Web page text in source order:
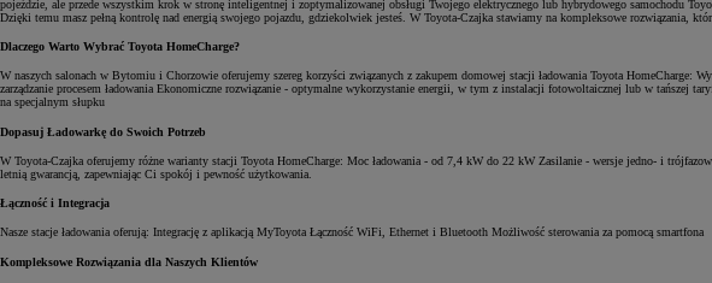
pojeździe, ale przede wszystkim krok w stronę inteligentnej i zoptymalizowanej obsługi Twojego elektrycznego lub hybrydowego samochodu
Dzięki temu masz pełną kontrolę nad energią swojego pojazdu, gdziekolwiek jesteś. W Toyota-Czajka stawiamy na kompleksowe rozwiązania,
Dlaczego Warto Wybrać Toyota HomeCharge?
W naszych salonach w Bytomiu i Chorzowie oferujemy szereg korzyści związanych z zakupem domowej stacji ładowania Toyota HomeCharge:
zarządzanie procesem ładowania Ekonomiczne rozwiązanie - optymalne wykorzystanie energii, w tym z instalacji fotowoltaicznej lub w tańszej
na specjalnym słupku
Dopasuj Ładowarkę do Swoich Potrzeb
W Toyota-Czajka oferujemy różne warianty stacji Toyota HomeCharge: Moc ładowania - od 7,4 kW do 22 kW Zasilanie - wersje jedno- i
letnią gwarancją, zapewniając Ci spokój i pewność użytkowania.
Łączność i Integracja
Nasze stacje ładowania oferują: Integrację z aplikacją MyToyota Łączność WiFi, Ethernet i Bluetooth Możliwość sterowania za pomocą smartfona
Kompleksowe Rozwiązania dla Naszych Klientów